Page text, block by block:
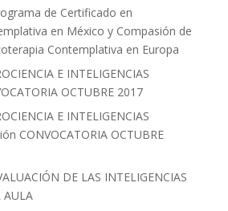
de Certificado en
en México y Compasión de
Contemplativa en Europa
E INTELIGENCIAS
OCTUBRE 2017
E INTELIGENCIAS
CONVOCATORIA OCTUBRE
DE LAS INTELIGENCIAS
AULA